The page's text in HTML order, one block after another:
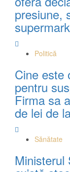
presiune,
Politică
Cine este
pentru
Firma sa
de lei de
Sănătate
Ministerul